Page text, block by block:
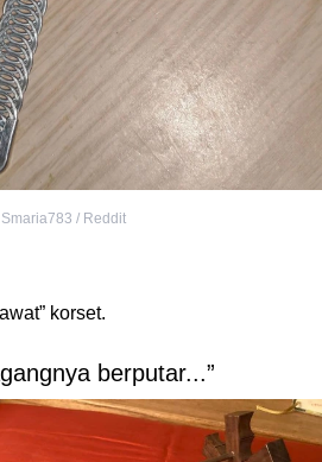
Smaria783 / Reddit
korset.
berputar...”